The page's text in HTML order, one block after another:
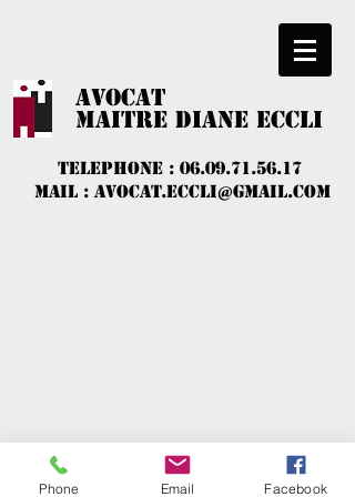
AVOCAT
​MAITRE DIANE ECCLI
TELEPHONE : 06.09.71.56.17
MAIL : avocat.eccli@gmail.com
Phone Email Facebook